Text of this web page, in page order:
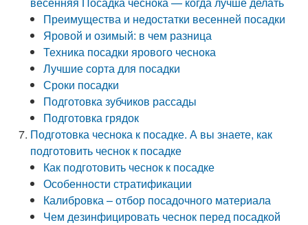
Преимущества и недостатки весенней посадки
Яровой и озимый: в чем разница
Техника посадки ярового чеснока
Лучшие сорта для посадки
Сроки посадки
Подготовка зубчиков рассады
Подготовка грядок
Подготовка чеснока к посадке. А вы знаете, как
подготовить чеснок к посадке
Как подготовить чеснок к посадке
Особенности стратификации
Калибровка – отбор посадочного материала
Чем дезинфицировать чеснок перед посадкой